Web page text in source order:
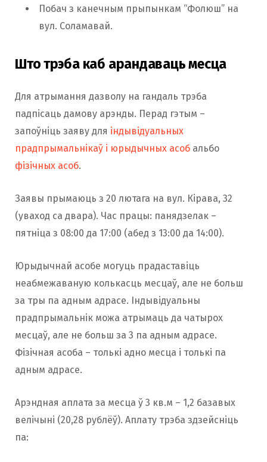
Побач з канечным прыпынкам “Фолюш” на
вул. Соламавай.
Што трэба каб арандаваць месца
Для атрымання дазволу на гандаль трэба
падпісаць дамову арэнды. Перад гэтым –
запоўніць заяву для індывідуальных
прадпрымальнікаў і юрыдычных асоб альбо
фізічных асоб.
Заявы прымаюць з 20 лютага на вул. Кірава, 32
(уваход са двара). Час працы: панядзелак –
пятніца з 08:00 да 17:00 (абед з 13:00 да 14:00).
Юрыдычнай асобе могуць прадаставіць
неабмежаваную колькасць месцаў, але не больш
за тры па адным адрасе. Індывідуальны
прадпрымальнік можа атрымаць да чатырох
месцаў, але не больш за 3 па адным адрасе.
Фізічная асоба – толькі адно месца і толькі па
адным адрасе.
Арэндная аплата за месца ў 3 кв.м – 1,2 базавых
велічыні (20,28 рублёў). Аплату трэба здзейсніць
па: